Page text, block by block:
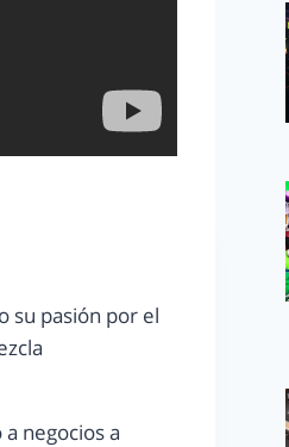
su pasión por el
negocios a